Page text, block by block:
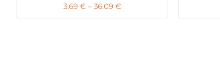
3,69 € – 36,09 €Price
range: